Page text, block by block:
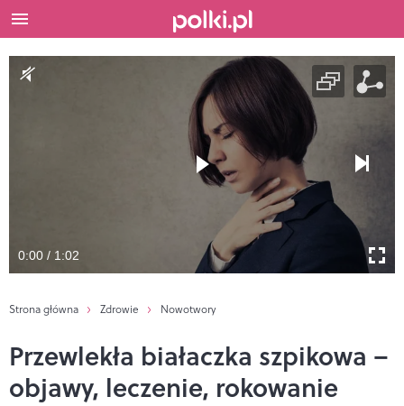
0:00 / 1:02
Strona główna Zdrowie Nowotwory
Przewlekła białaczka szpikowa –
objawy, leczenie, rokowanie